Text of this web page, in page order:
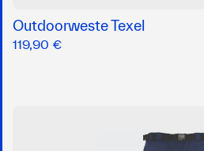
Outdoorweste Texel
119,90 €